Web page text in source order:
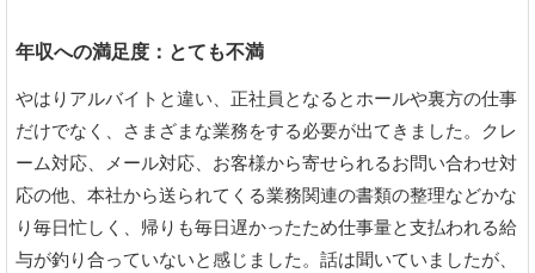
年収への満足度：とても不満
やはりアルバイトと違い、正社員となるとホールや裏方の仕事
だけでなく、さまざまな業務をする必要が出てきました。クレ
ーム対応、メール対応、お客様から寄せられるお問い合わせ対
応の他、本社から送られてくる業務関連の書類の整理などかな
り毎日忙しく、帰りも毎日遅かったため仕事量と支払われる給
与が釣り合っていないと感じました。話は聞いていましたが、